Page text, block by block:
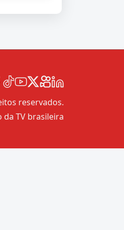
reservados.
da TV brasileira